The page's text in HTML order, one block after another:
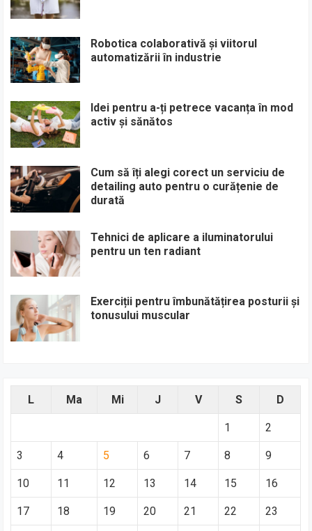
Robotica colaborativă și viitorul
automatizării în industrie
Idei pentru a-ți petrece vacanța în mod
activ și sănătos
Cum să îți alegi corect un serviciu de
detailing auto pentru o curățenie de
durată
Tehnici de aplicare a iluminatorului
pentru un ten radiant
Exerciții pentru îmbunătățirea posturii și
tonusului muscular
L Ma Mi J V S D
1 2
3 4 5 6 7 8 9
10 11 12 13 14 15 16
17 18 19 20 21 22 23